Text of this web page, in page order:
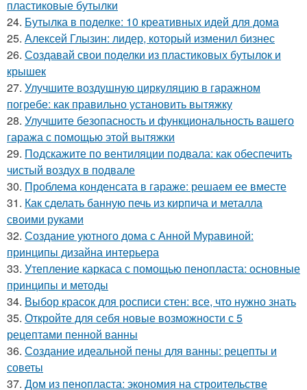
пластиковые бутылки
24. Бутылка в поделке: 10 креативных идей для дома
25. Алексей Глызин: лидер, который изменил бизнес
26. Создавай свои поделки из пластиковых бутылок и
крышек
27. Улучшите воздушную циркуляцию в гаражном
погребе: как правильно установить вытяжку
28. Улучшите безопасность и функциональность вашего
гаража с помощью этой вытяжки
29. Подскажите по вентиляции подвала: как обеспечить
чистый воздух в подвале
30. Проблема конденсата в гараже: решаем ее вместе
31. Как сделать банную печь из кирпича и металла
своими руками
32. Создание уютного дома с Анной Муравиной:
принципы дизайна интерьера
33. Утепление каркаса с помощью пенопласта: основные
принципы и методы
34. Выбор красок для росписи стен: все, что нужно знать
35. Откройте для себя новые возможности с 5
рецептами пенной ванны
36. Создание идеальной пены для ванны: рецепты и
советы
37. Дом из пенопласта: экономия на строительстве